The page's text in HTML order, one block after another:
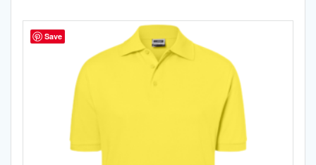
auf.
Optionen
können
auf
der
Produktseite
gewählt
werden
Save